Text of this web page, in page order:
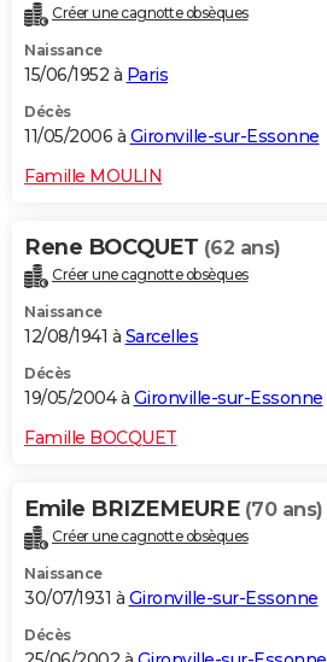
Créer une cagnotte obsèques
Naissance
15/06/1952 à Paris
Décès
11/05/2006 à Gironville-sur-Essonne
Famille MOULIN
Rene BOCQUET (62 ans)
Créer une cagnotte obsèques
Naissance
12/08/1941 à Sarcelles
Décès
19/05/2004 à Gironville-sur-Essonne
Famille BOCQUET
Emile BRIZEMEURE (70 ans)
Créer une cagnotte obsèques
Naissance
30/07/1931 à Gironville-sur-Essonne
Décès